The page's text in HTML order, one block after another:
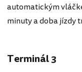
automatickým
minuty a doba jízdy
Terminál 3